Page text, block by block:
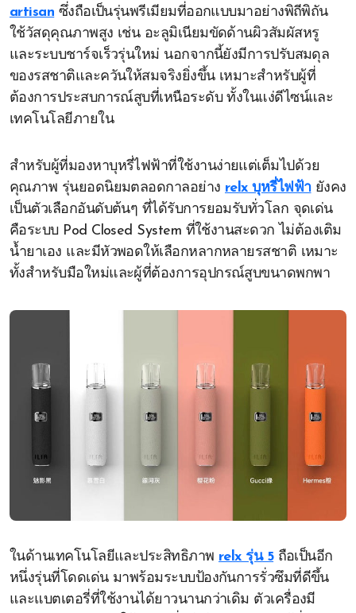
artisan ซึ่งถือเป็นรุ่นพรีเมียมที่ออกแบบมาอย่างพิถีพิถัน
ใช้วัสดุคุณภาพสูง เช่น อะลูมิเนียมขัดด้านผิวสัมผัสหรู
และระบบชาร์จเร็วรุ่นใหม่ นอกจากนี้ยังมีการปรับสมดุล
ของรสชาติและควันให้สมจริงยิ่งขึ้น เหมาะสำหรับผู้ที่
ต้องการประสบการณ์สูบที่เหนือระดับ ทั้งในแง่ดีไซน์และ
เทคโนโลยีภายใน
สำหรับผู้ที่มองหาบุหรี่ไฟฟ้าที่ใช้งานง่ายแต่เต็มไปด้วย
คุณภาพ รุ่นยอดนิยมตลอดกาลอย่าง relx บุหรี่ไฟฟ้ายังคง
เป็นตัวเลือกอันดับต้นๆ ที่ได้รับการยอมรับทั่วโลก จุดเด่น
คือระบบ Pod Closed System ที่ใช้งานสะดวก ไม่ต้องเติม
น้ำยาเอง และมีหัวพอดให้เลือกหลากหลายรสชาติ เหมาะ
ทั้งสำหรับมือใหม่และผู้ที่ต้องการอุปกรณ์สูบขนาดพกพา
ในด้านเทคโนโลยีและประสิทธิภาพ relx รุ่น 5ถือเป็นอีก
หนึ่งรุ่นที่โดดเด่น มาพร้อมระบบป้องกันการรั่วซึมที่ดีขึ้น
และแบตเตอรี่ที่ใช้งานได้ยาวนานกว่าเดิม ตัวเครื่องมี